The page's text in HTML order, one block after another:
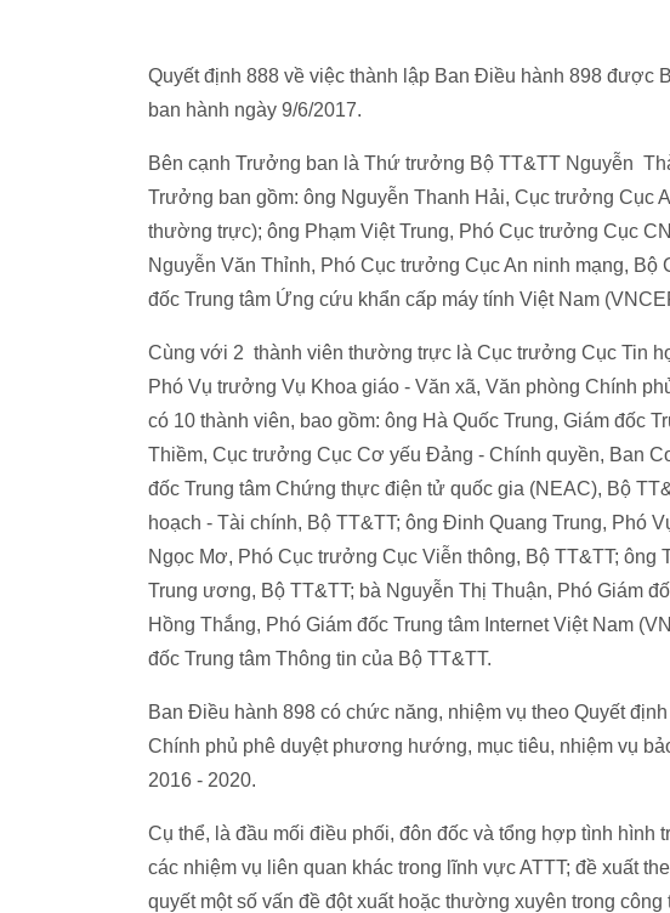
Quyết định 888 về việc thành lập Ban Điều hành 898 được
ban hành ngày 9/6/2017.
Bên cạnh Trưởng ban là Thứ trưởng Bộ TT&TT Nguyễn
Trưởng ban gồm: ông Nguyễn Thanh Hải, Cục trưởng Cục
thường trực); ông Phạm Việt Trung, Phó Cục trưởng Cục
Nguyễn Văn Thỉnh, Phó Cục trưởng Cục An ninh mạng,
đốc Trung tâm Ứng cứu khẩn cấp máy tính Việt Nam
Cùng với 2 thành viên thường trực là Cục trưởng Cục Tin
Phó Vụ trưởng Vụ Khoa giáo - Văn xã, Văn phòng Chính
có 10 thành viên, bao gồm: ông Hà Quốc Trung, Giám đốc
Thiềm, Cục trưởng Cục Cơ yếu Đảng - Chính quyền, Ban
đốc Trung tâm Chứng thực điện tử quốc gia (NEAC), Bộ
hoạch - Tài chính, Bộ TT&TT; ông Đinh Quang Trung, Phó
Ngọc Mơ, Phó Cục trưởng Cục Viễn thông, Bộ TT&TT;
Trung ương, Bộ TT&TT; bà Nguyễn Thị Thuận, Phó Giám
Hồng Thắng, Phó Giám đốc Trung tâm Internet Việt Nam
đốc Trung tâm Thông tin của Bộ TT&TT.
Ban Điều hành 898 có chức năng, nhiệm vụ theo Quyết
Chính phủ phê duyệt phương hướng, mục tiêu, nhiệm vụ
2016 - 2020.
Cụ thể, là đầu mối điều phối, đôn đốc và tổng hợp tình hình
các nhiệm vụ liên quan khác trong lĩnh vực ATTT; đề xuất
quyết một số vấn đề đột xuất hoặc thường xuyên trong